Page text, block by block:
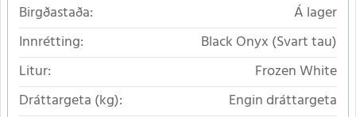
Birgðastaða:
Á lager
Innrétting:
Black Onyx (Svart tau)
Litur:
Frozen White
Dráttargeta (kg):
Engin dráttargeta